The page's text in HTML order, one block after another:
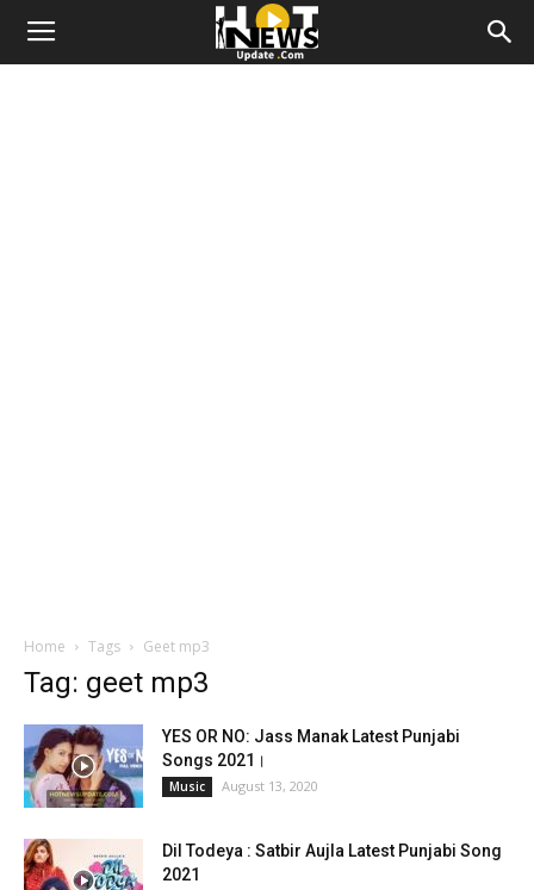
Home Tags Geet mp3
Tag: geet mp3
YES OR NO: Jass Manak Latest Punjabi
Songs 2021।
Music August 13, 2020
Dil Todeya : Satbir Aujla Latest Punjabi Song
2021